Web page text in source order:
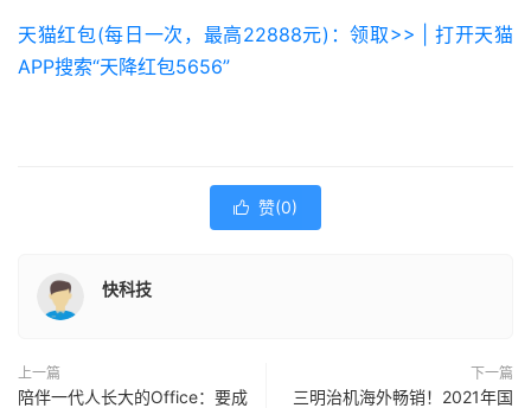
天猫红包(每日一次，最高22888元)：领取>> | 打开天猫
APP搜索“天降红包5656”
 赞(0)
快科技
上一篇
陪伴一代人长大的Office：要成
下一篇
三明治机海外畅销！2021年国